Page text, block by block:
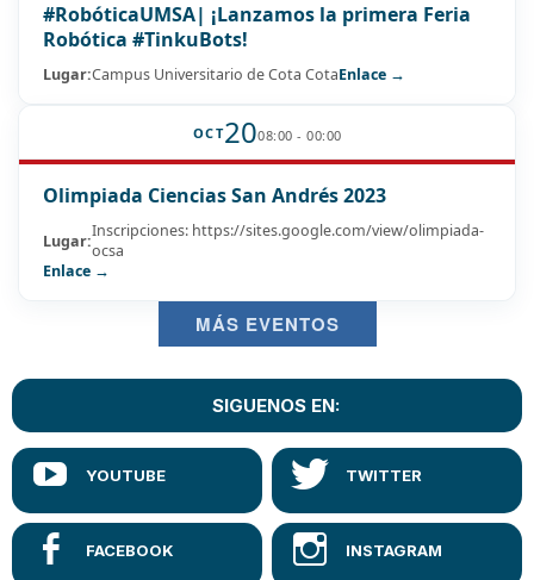
#RobóticaUMSA| ¡Lanzamos la primera Feria
Robótica #TinkuBots!
Lugar:Campus Universitario de Cota CotaEnlace →
OCT2008:00 - 00:00
Olimpiada Ciencias San Andrés 2023
Lugar:Inscripciones: https://sites.google.com/view/olimpiada-
ocsa
Enlace →
MÁS EVENTOS
SIGUENOS EN: